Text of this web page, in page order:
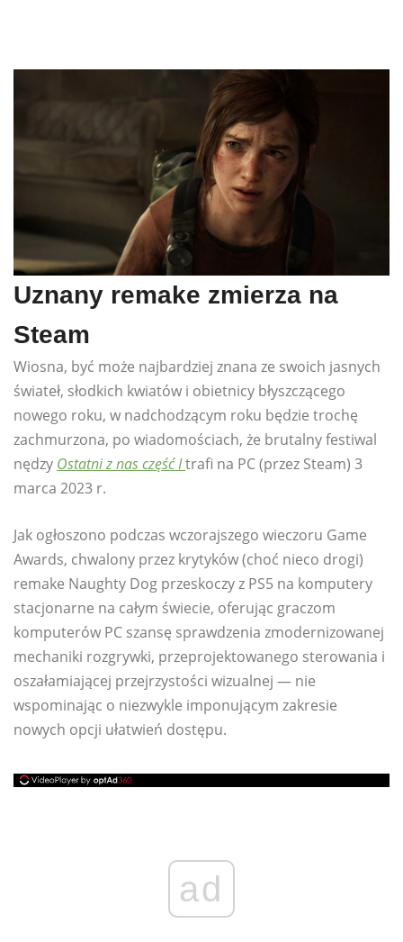
Uznany remake zmierza na
Steam
Wiosna, być może najbardziej znana ze swoich jasnych
świateł, słodkich kwiatów i obietnicy błyszczącego
nowego roku, w nadchodzącym roku będzie trochę
zachmurzona, po wiadomościach, że brutalny festiwal
nędzy Ostatni z nas część Itrafi na PC (przez Steam) 3
marca 2023 r.
Jak ogłoszono podczas wczorajszego wieczoru Game
Awards, chwalony przez krytyków (choć nieco drogi)
remake Naughty Dog przeskoczy z PS5 na komputery
stacjonarne na całym świecie, oferując graczom
komputerów PC szansę sprawdzenia zmodernizowanej
mechaniki rozgrywki, przeprojektowanego sterowania i
oszałamiającej przejrzystości wizualnej — nie
wspominając o niezwykle imponującym zakresie
nowych opcji ułatwień dostępu.
ad